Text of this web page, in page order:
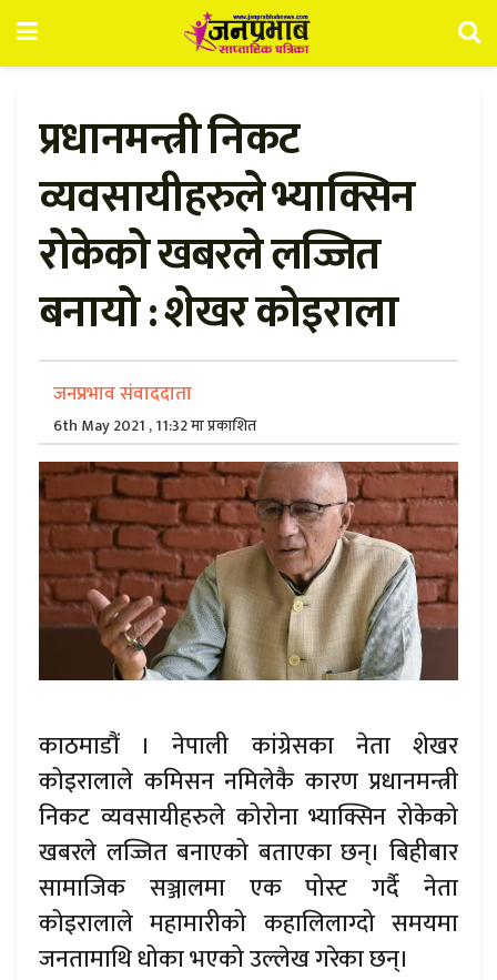
प्रधानमन्त्री निकट
व्यवसायीहरुले भ्याक्सिन
रोकेको खबरले लज्जित
बनायो : शेखर कोइराला
जनप्रभाव संवाददाता
6th May 2021 , 11:32 मा प्रकाशित
काठमाडौं । नेपाली कांग्रेसका नेता शेखर
कोइरालाले कमिसन नमिलेकै कारण प्रधानमन्त्री
निकट व्यवसायीहरुले कोरोना भ्याक्सिन रोकेको
खबरले लज्जित बनाएको बताएका छन्। बिहीबार
सामाजिक सञ्जालमा एक पोस्ट गर्दै नेता
कोइरालाले महामारीको कहालिलाग्दो समयमा
जनतामाथि धोका भएको उल्लेख गरेका छन्।